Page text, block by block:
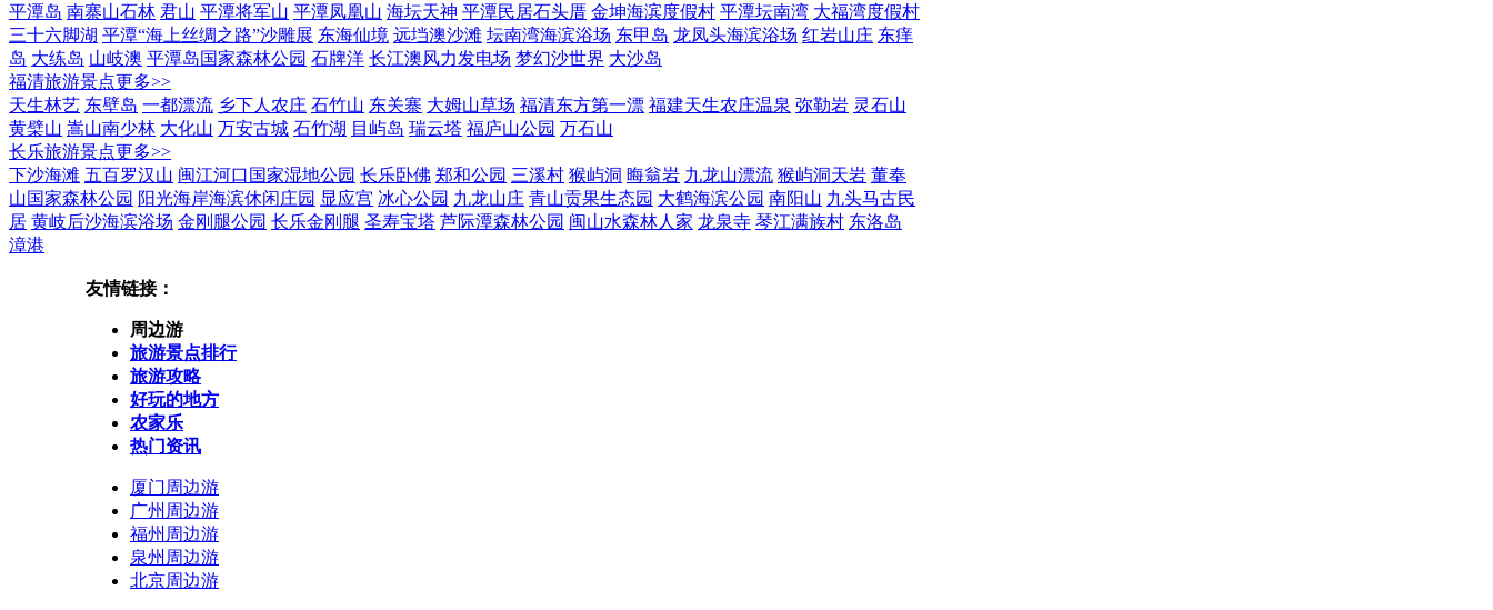
平潭岛 南寨山石林 君山 平潭将军山 平潭凤凰山 海坛天神 平潭民居石头厝 金坤海滨度假村 平潭坛南湾 大福湾度假村
三十六脚湖 平潭“海上丝绸之路”沙雕展 东海仙境 远垱澳沙滩 坛南湾海滨浴场 东甲岛 龙凤头海滨浴场 红岩山庄 东痒
岛 大练岛 山岐澳 平潭岛国家森林公园 石牌洋 长江澳风力发电场 梦幻沙世界 大沙岛
福清旅游景点更多>>
天生林艺 东壁岛 一都漂流 乡下人农庄 石竹山 东关寨 大姆山草场 福清东方第一漂 福建天生农庄温泉 弥勒岩 灵石山
黄檗山 嵩山南少林 大化山 万安古城 石竹湖 目屿岛 瑞云塔 福庐山公园 万石山
长乐旅游景点更多>>
下沙海滩 五百罗汉山 闽江河口国家湿地公园 长乐卧佛 郑和公园 三溪村 猴屿洞 晦翁岩 九龙山漂流 猴屿洞天岩 董奉
山国家森林公园 阳光海岸海滨休闲庄园 显应宫 冰心公园 九龙山庄 青山贡果生态园 大鹤海滨公园 南阳山 九头马古民
居 黄岐后沙海滨浴场 金刚腿公园 长乐金刚腿 圣寿宝塔 芦际潭森林公园 闽山水森林人家 龙泉寺 琴江满族村 东洛岛
漳港
友情链接：
周边游
旅游景点排行
旅游攻略
好玩的地方
农家乐
热门资讯
厦门周边游
广州周边游
福州周边游
泉州周边游
北京周边游